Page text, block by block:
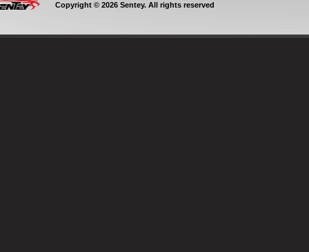
Copyright © 2026 Sentey. All rights reserved